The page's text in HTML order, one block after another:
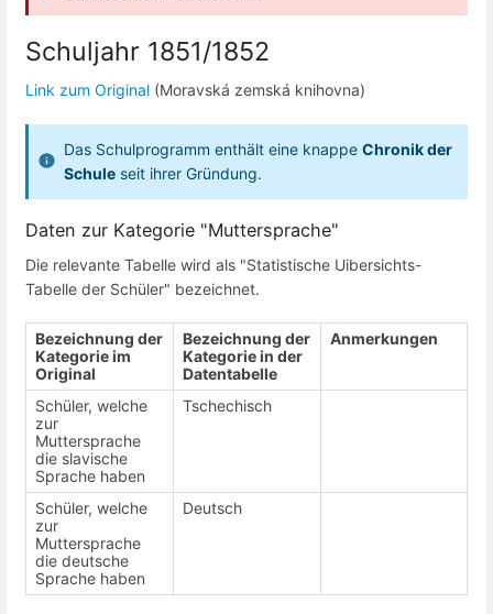
Schuljahr 1851/1852
Link zum Original (Moravská zemská knihovna)
Das Schulprogramm enthält eine knappe Chronik der
Schule seit ihrer Gründung.
Daten zur Kategorie "Muttersprache"
Die relevante Tabelle wird als "Statistische Uibersichts-
Tabelle der Schüler" bezeichnet.
Bezeichnung der
Kategorie im
Original
Bezeichnung der
Kategorie in der
Datentabelle
Anmerkungen
Schüler, welche
zur
Muttersprache
die slavische
Sprache haben
Tschechisch
Schüler, welche
zur
Muttersprache
die deutsche
Sprache haben
Deutsch